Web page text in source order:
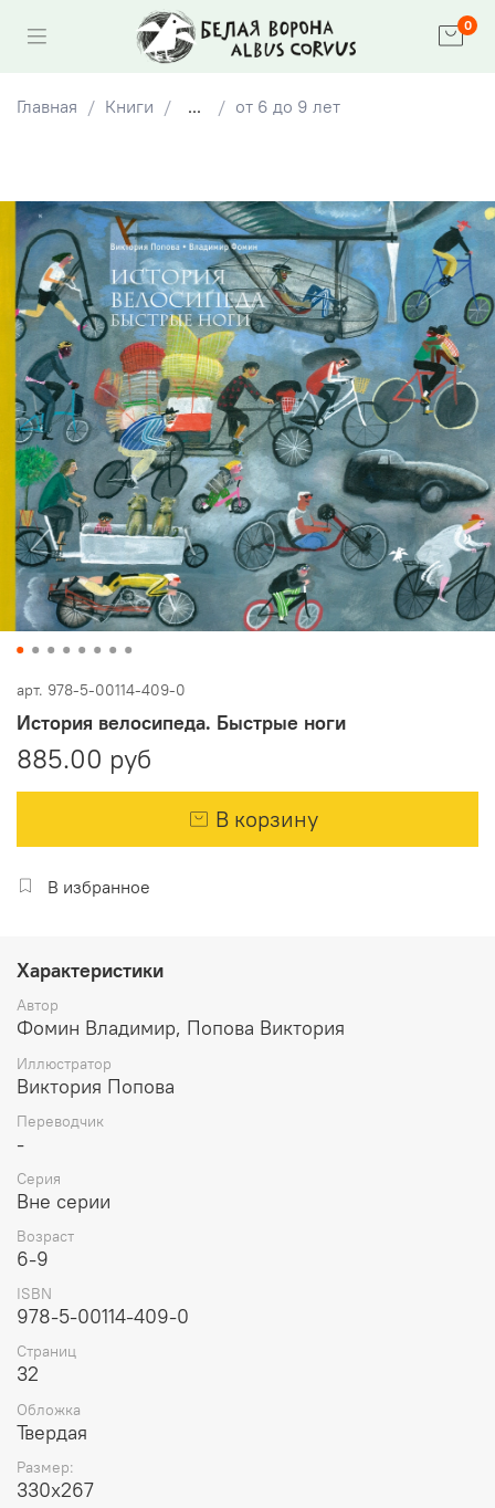
0
Главная Книги ... от 6 до 9 лет
арт. 978-5-00114-409-0
История велосипеда. Быстрые ноги
885.00 руб
В корзину
В избранное
Характеристики
Автор
Фомин Владимир, Попова Виктория
Иллюстратор
Виктория Попова
Переводчик
-
Серия
Вне серии
Возраст
6-9
ISBN
978-5-00114-409-0
Страниц
32
Обложка
Твердая
Размер:
330х267